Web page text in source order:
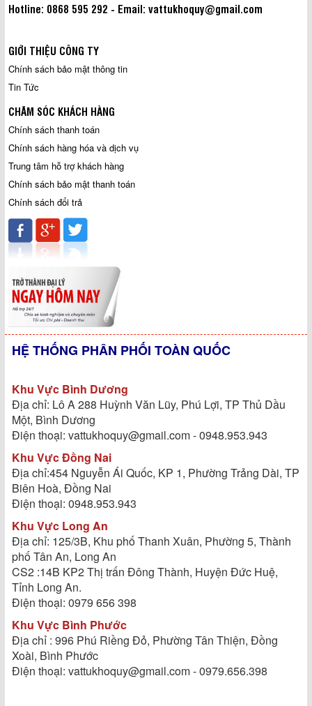
Hotline: 0868 595 292 - Email: vattukhoquy@gmail.com
GIỚI THIỆU CÔNG TY
Chính sách bảo mật thông tin
Tin Tức
CHĂM SÓC KHÁCH HÀNG
Chính sách thanh toán
Chính sách hàng hóa và dịch vụ
Trung tâm hỗ trợ khách hàng
Chính sách bảo mật thanh toán
Chính sách đổi trả
HỆ THỐNG PHÂN PHỐI TOÀN QUỐC
Khu Vực Bình Dương
Địa chỉ: Lô A 288 Huỳnh Văn Lũy, Phú Lợi, TP Thủ Dầu
Một, Bình Dương
Điện thoại: vattukhoquy@gmail.com - 0948.953.943
Khu Vực Đồng Nai
Địa chỉ:454 Nguyễn Ái Quốc, KP 1, Phường Trảng Dài, TP
Biên Hoà, Đồng Nai
Điện thoại: 0948.953.943
Khu Vực Long An
Địa chỉ: 125/3B, Khu phố Thanh Xuân, Phường 5, Thành
phố Tân An, Long An
CS2 :14B KP2 Thị trấn Đông Thành, Huyện Đức Huệ,
Tỉnh Long An.
Điện thoại: 0979 656 398
Khu Vực Bình Phước
Địa chỉ : 996 Phú Riềng Đỏ, Phường Tân Thiện, Đồng
Xoài, Bình Phước
Điện thoại: vattukhoquy@gmail.com - 0979.656.398